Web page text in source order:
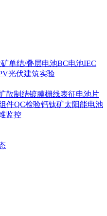
单结/叠层电池BC电池IEC
光伏建筑实验
散制结镀膜栅线表征电池片
件QC检验钙钛矿太阳能电池
监控